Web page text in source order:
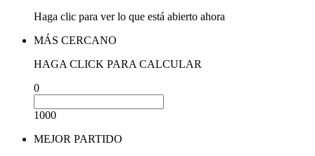
Haga clic para ver lo que está abierto ahora
MÁS CERCANO
HAGA CLICK PARA CALCULAR
0
1000
MEJOR PARTIDO